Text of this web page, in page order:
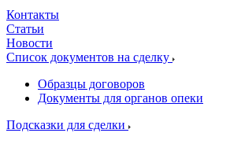
Контакты
Статьи
Новости
Список документов на сделку
Образцы договоров
Документы для органов опеки
Подсказки для сделки